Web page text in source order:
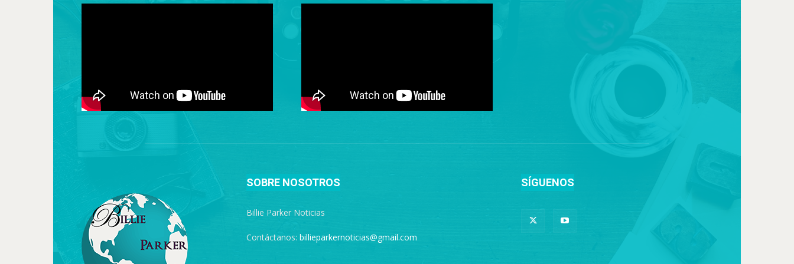
SOBRE NOSOTROS
Billie Parker Noticias
Contáctanos: billieparkernoticias@gmail.com
SÍGUENOS